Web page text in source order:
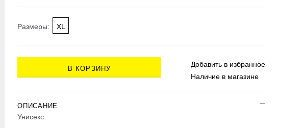
Размеры: XL
В КОРЗИНУ
Добавить в избранное
Наличие в магазине
ОПИСАНИЕ
Унисекс.